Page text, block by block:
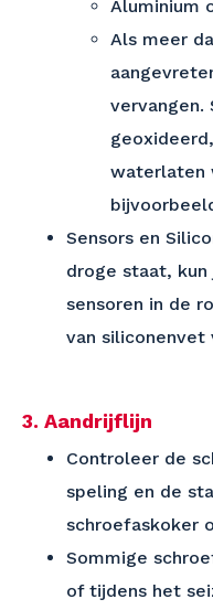
Aluminium
Als meer
vervangen.
waterlaten
Sensors en
droge staat,
sensoren in de
van siliconenvet
3. Aandrijflijn
Controleer de
speling en de
schroefaskoker
Sommige
of tijdens het